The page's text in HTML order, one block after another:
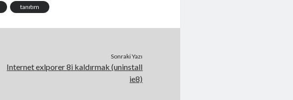
tanıtım
Sonraki Yazı
Internet exlporer 8i kaldırmak (uninstall
ie8)